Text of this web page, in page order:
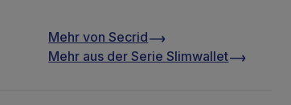
Mehr vonSecrid
Mehr aus der SerieSlimwallet